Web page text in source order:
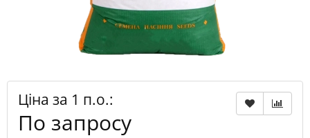
Ціна за 1 п.о.:
По запросу